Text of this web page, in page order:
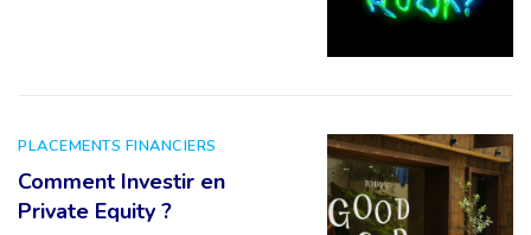
PLACEMENTS FINANCIERS
Comment Investir en
Private Equity ?